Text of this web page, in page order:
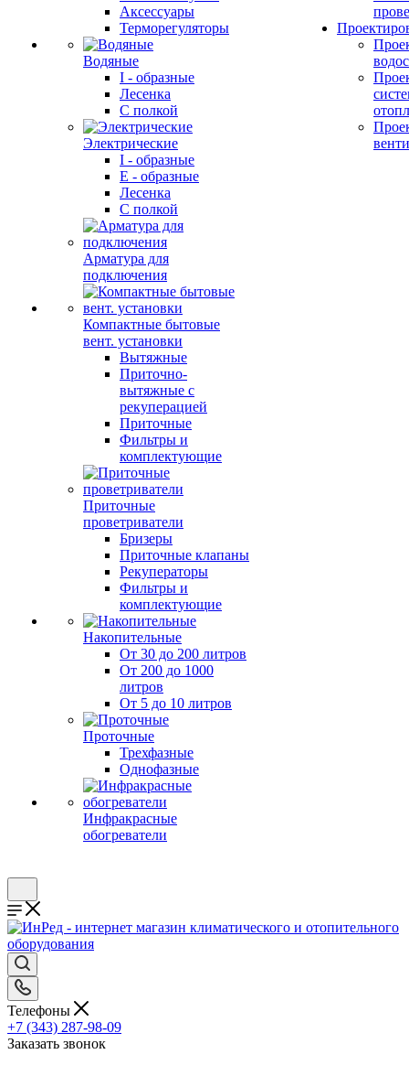
Аксессуары
Терморегуляторы
Водяные
I - образные
Лесенка
С полкой
Электрические
I - образные
E - образные
Лесенка
С полкой
Арматура для
подключения
Компактные бытовые
вент. установки
Вытяжные
Приточно-
вытяжные с
рекуперацией
Приточные
Фильтры и
комплектующие
Приточные
проветриватели
Бризеры
Приточные клапаны
Рекуператоры
Фильтры и
комплектующие
Накопительные
От 30 до 200 литров
От 200 до 1000
литров
От 5 до 10 литров
Проточные
Трехфазные
Однофазные
Инфракрасные
обогреватели
Телефоны
+7 (343) 287-98-09
Заказать звонок